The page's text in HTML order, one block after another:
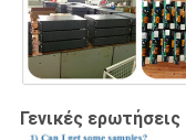
Γενικές ερωτήσεις